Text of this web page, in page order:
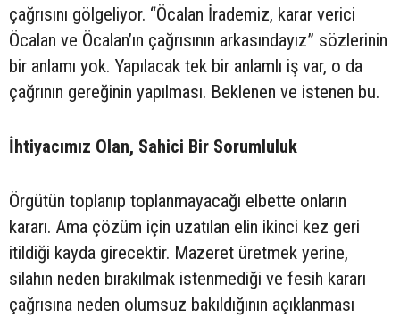
çağrısını gölgeliyor. “Öcalan İrademiz, karar verici
Öcalan ve Öcalan’ın çağrısının arkasındayız” sözlerinin
bir anlamı yok. Yapılacak tek bir anlamlı iş var, o da
çağrının gereğinin yapılması. Beklenen ve istenen bu.
İhtiyacımız Olan, Sahici Bir Sorumluluk
Örgütün toplanıp toplanmayacağı elbette onların
kararı. Ama çözüm için uzatılan elin ikinci kez geri
itildiği kayda girecektir. Mazeret üretmek yerine,
silahın neden bırakılmak istenmediği ve fesih kararı
çağrısına neden olumsuz bakıldığının açıklanması